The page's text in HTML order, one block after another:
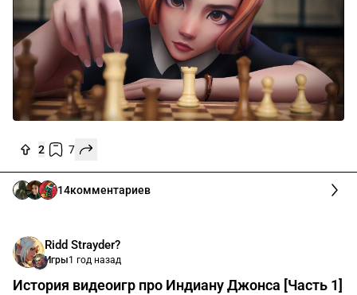
2 7
14комментариев
Ridd Strayder?
Игры1 год назад
История видеоигр про Индиану Джонса [Часть 1]